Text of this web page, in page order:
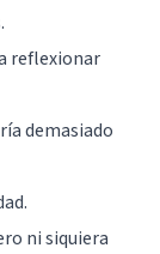
reflexionar
demasiado
ni siquiera